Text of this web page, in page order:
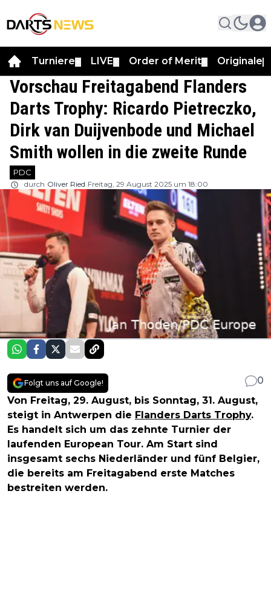
Turniere LIVE Order of Merit Originale
Vorschau Freitagabend Flanders
Darts Trophy: Ricardo Pietreczko,
Dirk van Duijvenbode und Michael
Smith wollen in die zweite Runde
PDC
durch Oliver Ried Freitag, 29 August 2025 um 18:00
Folgt uns auf Google!
0
Von Freitag, 29. August, bis Sonntag, 31. August,
steigt in Antwerpen die Flanders Darts Trophy.
Es handelt sich um das zehnte Turnier der
laufenden European Tour. Am Start sind
insgesamt sechs Niederländer und fünf Belgier,
die bereits am Freitagabend erste Matches
bestreiten werden.